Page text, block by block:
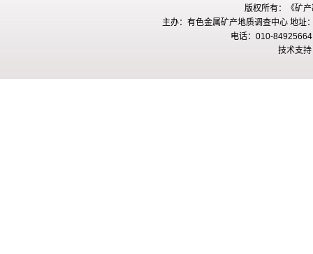
版权所有：《矿
主办：有色金属矿产地质调查中心 地址
电话：010-
技术支